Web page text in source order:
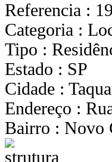
Referencia :
Categoria :
Tipo :
Estado : SP
Cidade :
Endereço :
Bairro : Novo